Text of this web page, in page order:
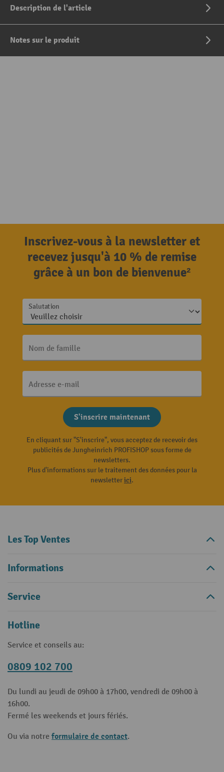
Description de l'article
Notes sur le produit
Inscrivez-vous à la newsletter et
recevez jusqu'à 10 % de remise
grâce à un bon de bienvenue²
Salutation
Nom de famille
Adresse e-mail
S'inscrire maintenant
En cliquant sur "S'inscrire", vous acceptez de recevoir des
publicités de Jungheinrich PROFISHOP sous forme de
newsletters.
Plus d'informations sur le traitement des données pour la
newsletterici.
Les Top Ventes
Informations
Service
Hotline
Service et conseils au:
0809 102 700
Du lundi au jeudi de 09h00 à 17h00, vendredi de 09h00 à
16h00.
Fermé les weekends et jours fériés.
Ou via notre formulaire de contact.